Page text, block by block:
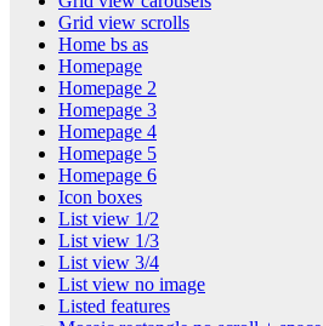
Grid view scrolls
Home bs as
Homepage
Homepage 2
Homepage 3
Homepage 4
Homepage 5
Homepage 6
Icon boxes
List view 1/2
List view 1/3
List view 3/4
List view no image
Listed features